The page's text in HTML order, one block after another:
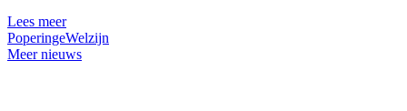
Lees meer
PoperingeWelzijn
Meer nieuws